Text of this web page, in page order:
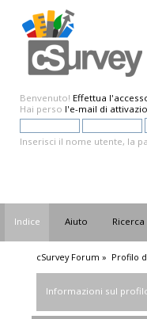
Benvenuto! Effettua
Hai perso l'e-mail di
Inserisci il nome utente, la
Indice Aiuto Ricerca
cSurvey Forum » Profilo
Informazioni sul